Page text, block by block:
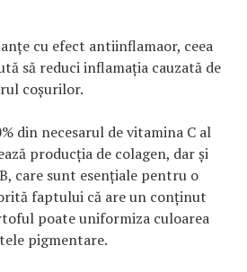
cu efect antiinflamaor, ceea
să reduci inflamația cauzată de
coșurilor.
din necesarul de vitamina C al
producția de colagen, dar și
care sunt esențiale pentru o
faptului că are un conținut
poate uniformiza culoarea
pigmentare.